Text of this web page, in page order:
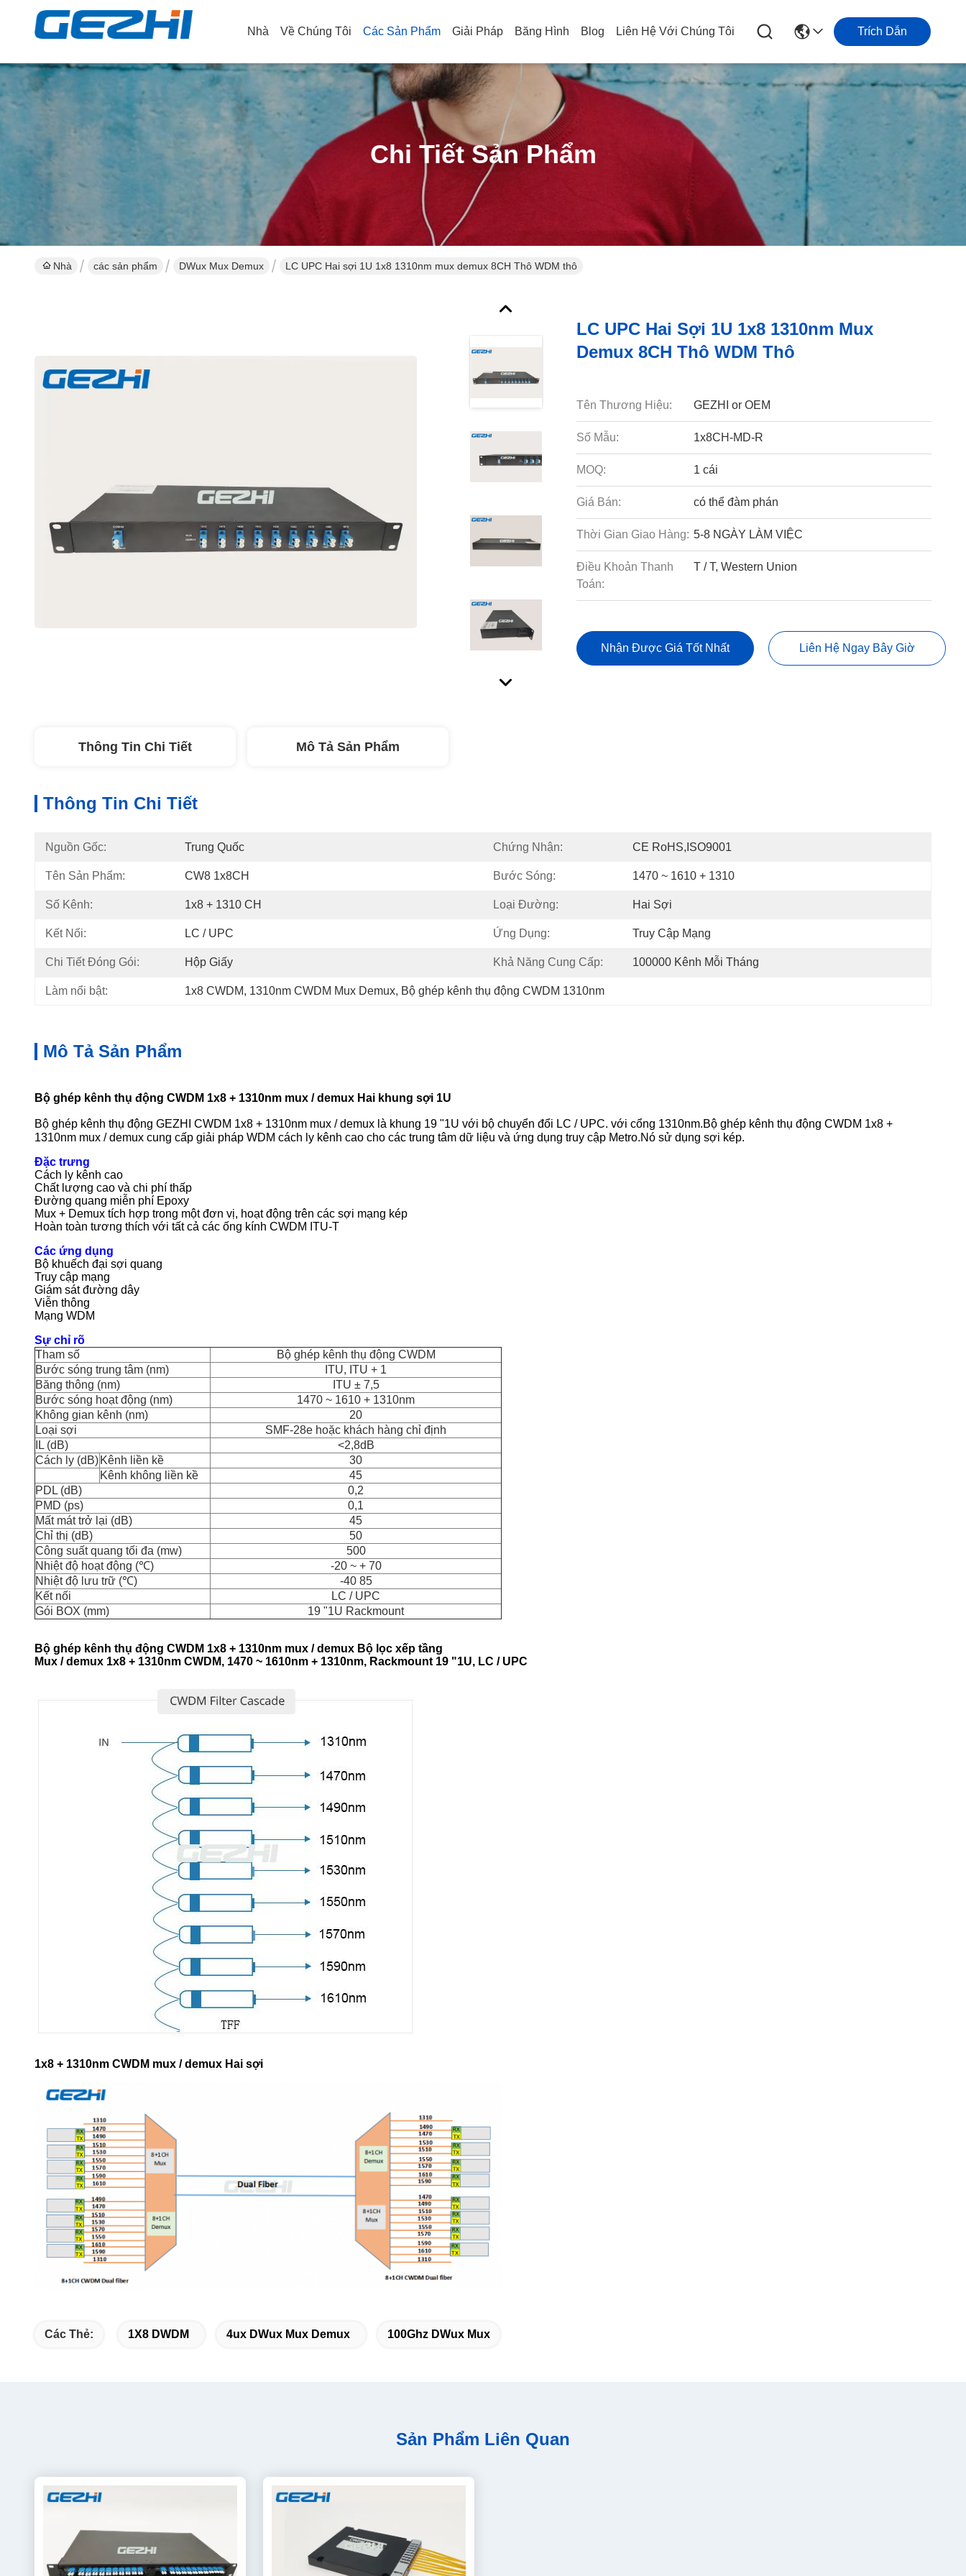
Nhà Về Chúng Tôi Các Sản Phẩm Giải Pháp Băng Hình Blog Liên Hệ Với Chúng Tôi Trích Dẫn
Chi Tiết Sản Phẩm
Nhà các sản phẩm DWux Mux Demux LC UPC Hai sợi 1U 1x8 1310nm mux demux 8CH Thô WDM thô
LC UPC Hai Sợi 1U 1x8 1310nm Mux
Demux 8CH Thô WDM Thô
Tên Thương Hiệu: GEZHI or OEM
Số Mẫu: 1x8CH-MD-R
MOQ: 1 cái
Giá Bán: có thể đàm phán
Thời Gian Giao Hàng: 5-8 NGÀY LÀM VIỆC
Điều Khoản Thanh
Toán:
T / T, Western Union
Nhận Được Giá Tốt Nhất Liên Hệ Ngay Bây Giờ
Thông Tin Chi Tiết Mô Tả Sản Phẩm
Thông Tin Chi Tiết
Nguồn Gốc: Trung Quốc Chứng Nhận: CE RoHS,ISO9001
Tên Sản Phẩm: CW8 1x8CH Bước Sóng: 1470 ~ 1610 + 1310
Số Kênh: 1x8 + 1310 CH Loại Đường: Hai Sợi
Kết Nối: LC / UPC Ứng Dụng: Truy Cập Mạng
Chi Tiết Đóng Gói: Hộp Giấy Khả Năng Cung Cấp: 100000 Kênh Mỗi Tháng
Làm nổi bật: 1x8 CWDM, 1310nm CWDM Mux Demux, Bộ ghép kênh thụ động CWDM 1310nm
Mô Tả Sản Phẩm
Bộ ghép kênh thụ động CWDM 1x8 + 1310nm mux / demux Hai khung sợi 1U
Bộ ghép kênh thụ động GEZHI CWDM 1x8 + 1310nm mux / demux là khung 19 "1U với bộ chuyển đổi LC / UPC. với cổng 1310nm.Bộ ghép kênh thụ động CWDM 1x8 +
1310nm mux / demux cung cấp giải pháp WDM cách ly kênh cao cho các trung tâm dữ liệu và ứng dụng truy cập Metro.Nó sử dụng sợi kép.
Đặc trưng
Cách ly kênh cao
Chất lượng cao và chi phí thấp
Đường quang miễn phí Epoxy
Mux + Demux tích hợp trong một đơn vị, hoạt động trên các sợi mạng kép
Hoàn toàn tương thích với tất cả các ống kính CWDM ITU-T
Các ứng dụng
Bộ khuếch đại sợi quang
Truy cập mạng
Giám sát đường dây
Viễn thông
Mạng WDM
Sự chỉ rõ
Tham số
Bộ ghép kênh thụ động CWDM
Bước sóng trung tâm (nm)
ITU, ITU + 1
Băng thông (nm)
ITU ± 7,5
Bước sóng hoạt động (nm)
1470 ~ 1610 + 1310nm
Không gian kênh (nm)
20
Loại sợi
SMF-28e hoặc khách hàng chỉ định
IL (dB)
<2,8dB
Cách ly (dB) Kênh liền kề
30
Kênh không liền kề
45
PDL (dB)
0,2
PMD (ps)
0,1
Mất mát trở lại (dB)
45
Chỉ thị (dB)
50
Công suất quang tối đa (mw)
500
Nhiệt độ hoạt động (℃)
-20 ~ + 70
Nhiệt độ lưu trữ (℃)
-40 85
Kết nối
LC / UPC
Gói BOX (mm)
19 "1U Rackmount
Bộ ghép kênh thụ động CWDM 1x8 + 1310nm mux / demux Bộ lọc xếp tầng
Mux / demux 1x8 + 1310nm CWDM, 1470 ~ 1610nm + 1310nm, Rackmount 19 "1U, LC / UPC
1x8 + 1310nm CWDM mux / demux Hai sợi
Các Thẻ: 1X8 DWDM 4ux DWux Mux Demux 100Ghz DWux Mux
Sản Phẩm Liên Quan